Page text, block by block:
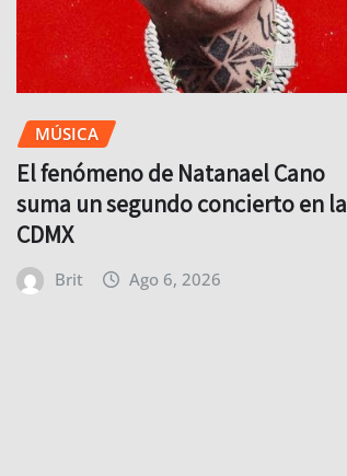
MÚSICA
El fenómeno de Natanael Cano
suma un segundo concierto en la
CDMX
Brit Ago 6, 2026